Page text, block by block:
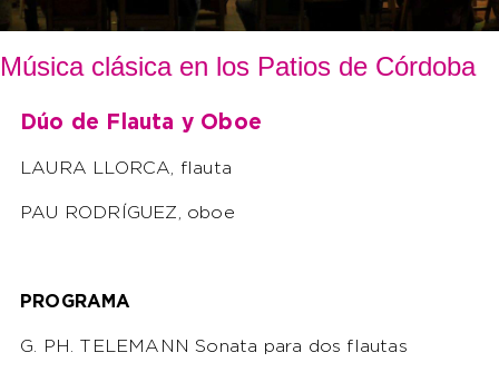
Música clásica en los Patios de Córdoba
Dúo de Flauta y Oboe
LAURA LLORCA, flauta
PAU RODRÍGUEZ, oboe
PROGRAMA
G. PH. TELEMANN Sonata para dos flautas